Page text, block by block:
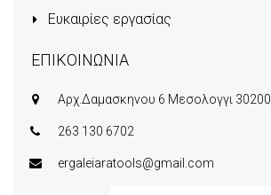
Ευκαιρίες εργασίας
ΕΠΙΚΟΙΝΩΝΙΑ
Αρχ.Δαμασκηνου 6 Μεσολογγι 30200
263 130 6702
ergaleiaratools@gmail.com